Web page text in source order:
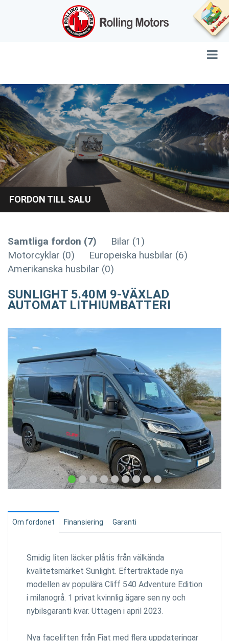
FORDON TILL SALU
Samtliga fordon (7)
Bilar (1)
Motorcyklar (0)
Europeiska husbilar (6)
Amerikanska husbilar (0)
SUNLIGHT 5.40M 9-VÄXLAD
AUTOMAT LITHIUMBATTERI
Om fordonet Finansiering Garanti
Smidig liten läcker plåtis från välkända
kvalitetsmärket Sunlight. Eftertraktade nya
modellen av populära Cliff 540 Adventure Edition
i milanogrå. 1 privat kvinnlig ägare sen ny och
nybilsgaranti kvar. Uttagen i april 2023.
Nya faceliften från Fiat med flera uppdateringar